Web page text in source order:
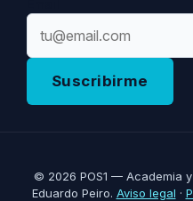
Suscribirme
© 2026 POS1 — Academia
Eduardo Peiro. Aviso legal ·